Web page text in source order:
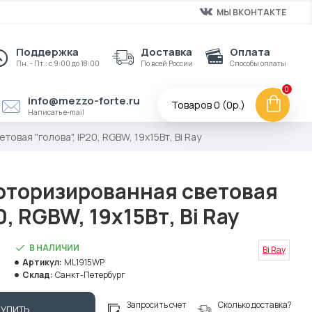
МЫ ВКОНТАКТЕ
Поддержка
Пн. - Пт.: с 9:00 до 18:00
Доставка
По всей России
Оплата
Способы оплаты
info@mezzo-forte.ru
Написать e-mail
Товаров 0 (0р.)
0
"голова", IP20, RGBW, 19x15Вт, Bi Ray
световая
RGBW, 19x15Вт, Bi Ray
В НАЛИЧИИ
Артикул: ML1915WP
Склад: Санкт-Петербург
Bi Ray
Запросить счет Сколько доставка?